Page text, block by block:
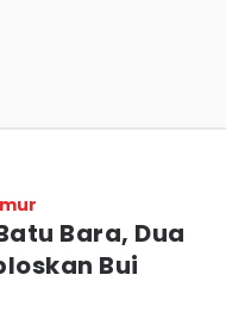
Bara, Dua
Bui